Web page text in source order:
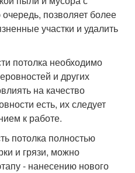
позволяет более
участки и удалить
потолка необходимо
и других
на качество
есть, их следует
к работе.
потолка полностью
и грязи, можно
- нанесению нового